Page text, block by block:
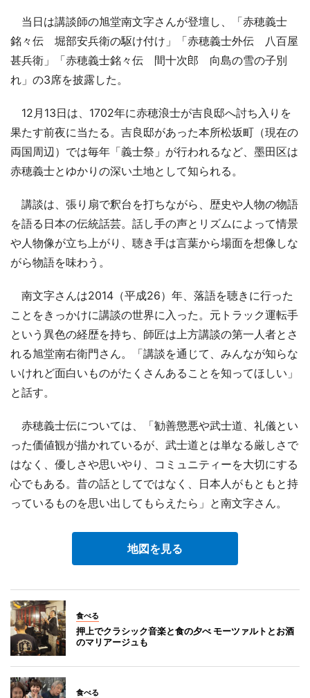
当日は講談師の旭堂南文字さんが登壇し、「赤穂義士
銘々伝 堀部安兵衛の駆け付け」「赤穂義士外伝 八百屋
甚兵衛」「赤穂義士銘々伝 間十次郎 向島の雪の子別
れ」の3席を披露した。
12月13日は、1702年に赤穂浪士が吉良邸へ討ち入りを
果たす前夜に当たる。吉良邸があった本所松坂町（現在の
両国周辺）では毎年「義士祭」が行われるなど、墨田区は
赤穂義士とゆかりの深い土地として知られる。
講談は、張り扇で釈台を打ちながら、歴史や人物の物語
を語る日本の伝統話芸。話し手の声とリズムによって情景
や人物像が立ち上がり、聴き手は言葉から場面を想像しな
がら物語を味わう。
南文字さんは2014（平成26）年、落語を聴きに行った
ことをきっかけに講談の世界に入った。元トラック運転手
という異色の経歴を持ち、師匠は上方講談の第一人者とさ
れる旭堂南右衛門さん。「講談を通じて、みんなが知らな
いけれど面白いものがたくさんあることを知ってほしい」
と話す。
赤穂義士伝については、「勧善懲悪や武士道、礼儀とい
った価値観が描かれているが、武士道とは単なる厳しさで
はなく、優しさや思いやり、コミュニティーを大切にする
心でもある。昔の話としてではなく、日本人がもともと持
っているものを思い出してもらえたら」と南文字さん。
地図を見る
食べる
押上でクラシック音楽と食の夕べ モーツァルトとお酒
のマリアージュも
食べる